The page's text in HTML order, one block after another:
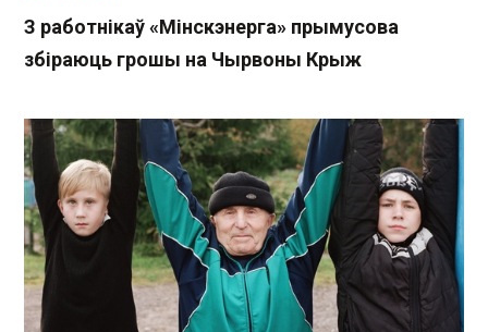
З работнікаў «Мінскэнерга» прымусова
збіраюць грошы на Чырвоны Крыж